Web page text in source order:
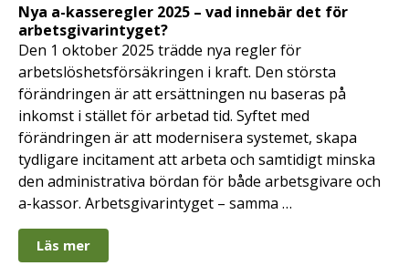
Nya a-kasseregler 2025 – vad innebär det för
arbetsgivarintyget?
Den 1 oktober 2025 trädde nya regler för
arbetslöshetsförsäkringen i kraft. Den största
förändringen är att ersättningen nu baseras på
inkomst i stället för arbetad tid. Syftet med
förändringen är att modernisera systemet, skapa
tydligare incitament att arbeta och samtidigt minska
den administrativa bördan för både arbetsgivare och
a-kassor. Arbetsgivarintyget – samma …
Läs mer